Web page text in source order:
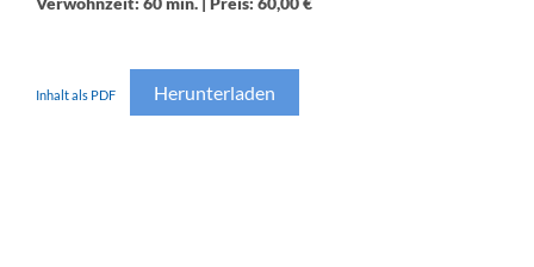
Inhalt als PDF Herunterladen